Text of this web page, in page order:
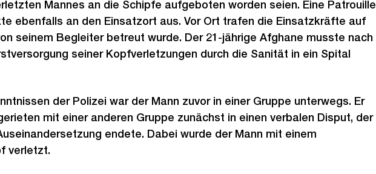
Mannes an die Schipfe aufgeboten worden seien. Eine Patrouille
ebenfalls an den Einsatzort aus. Vor Ort trafen die Einsatzkräfte auf
seinem Begleiter betreut wurde. Der 21-jährige Afghane musste nach
seiner Kopfverletzungen durch die Sanität in ein Spital
der Polizei war der Mann zuvor in einer Gruppe unterwegs. Er
mit einer anderen Gruppe zunächst in einen verbalen Disput, der
endete. Dabei wurde der Mann mit einem
verletzt.